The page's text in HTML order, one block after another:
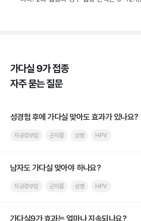
가다실 9가 접종
자주 묻는 질문
성경험 후에 가다실 맞아도 효과가 있나요?
자궁경부암 곤지름 성병 HPV
남자도 가다실 맞아야 하나요?
자궁경부암 곤지름 성병 HPV
가다실9가 효과는 얼마나 지속되나요?